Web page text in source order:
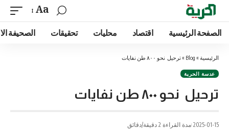
Aa
الصفحة الرئيسية اقتصاد محليات تحقيقات الصحيفة
الرئيسية »
Blog
»ترحيل نحو ٨٠٠ طن نفايات
عدسة الحرية
ترحيل نحو ٨٠٠ طن نفايات
2025-01-15 مدة القراءة 2 دقيقة/دقائق